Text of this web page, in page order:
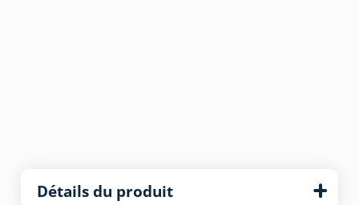
Détails du produit